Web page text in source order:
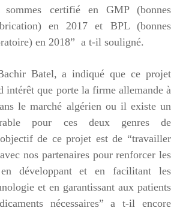
sommes certifié en GMP (bonnes
en 2017 et BPL (bonnes
en 2018” a t-il souligné.
Batel, a indiqué que ce projet
intérêt que porte la firme allemande à
le marché algérien ou il existe un
pour ces deux genres de
de ce projet est de “travailler
nos partenaires pour renforcer les
développant et en facilitant les
et en garantissant aux patients
nécessaires” a t-il encore